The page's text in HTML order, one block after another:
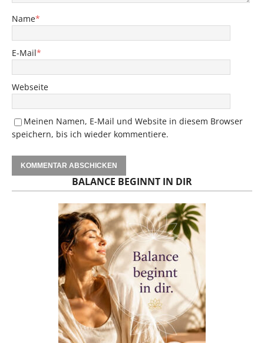
Name*
E-Mail*
Webseite
Meinen Namen, E-Mail und Website in diesem Browser
speichern, bis ich wieder kommentiere.
BALANCE BEGINNT IN DIR